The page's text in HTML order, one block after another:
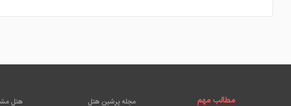
مطالب مهم مجله پرشین هتل هتل